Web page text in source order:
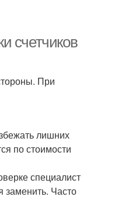
счетчиков
При
лишних
по стоимости
специалист
заменить. Часто